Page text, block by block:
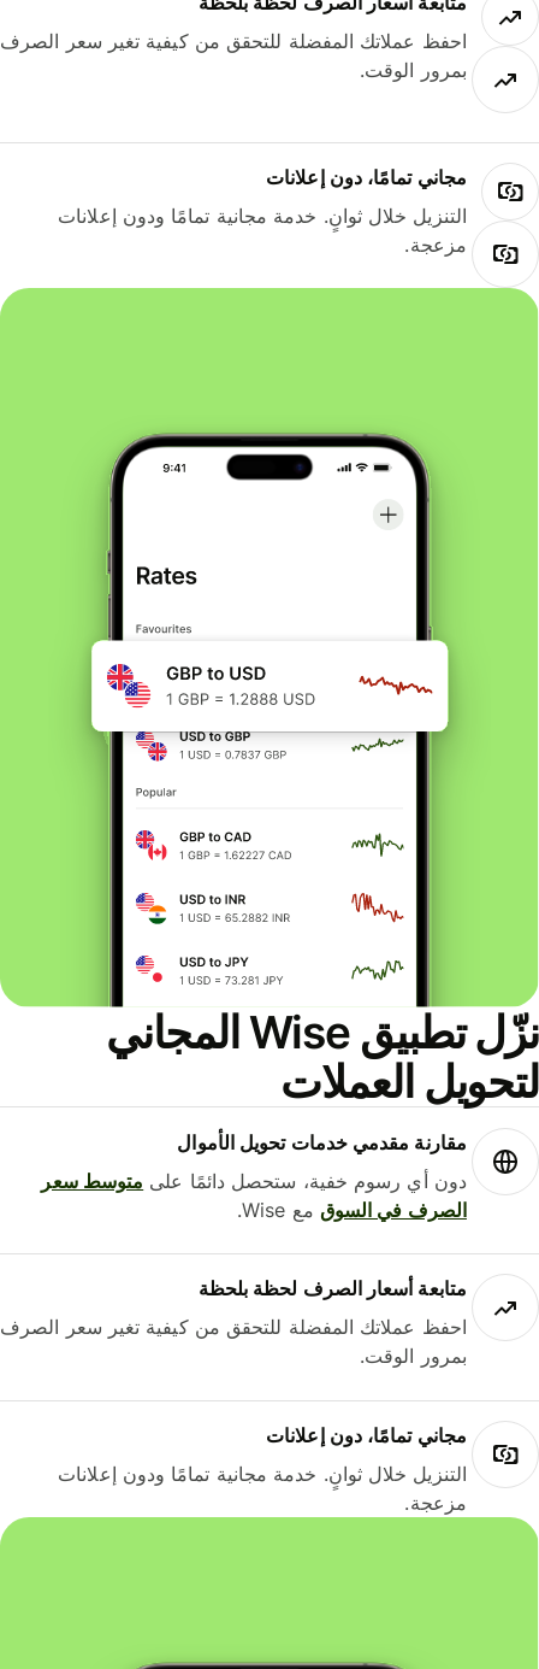
احفظ عملاتك المفضلة للتحقق من كيفية تغير سعر الصرف
بمرور الوقت.
مجاني تمامًا، دون إعلانات
التنزيل خلال ثوانٍ. خدمة مجانية تمامًا ودون إعلانات
مزعجة.
نزّل تطبيق Wise المجاني
العملات
مقارنة مقدمي خدمات تحويل الأموال
دون أي رسوم خفية، ستحصل دائمًا علىمتوسط ​​سعر
الصرف في السوقمع Wise.
متابعة أسعار الصرف لحظة بلحظة
احفظ عملاتك المفضلة للتحقق من كيفية تغير سعر الصرف
بمرور الوقت.
مجاني تمامًا، دون إعلانات
التنزيل خلال ثوانٍ. خدمة مجانية تمامًا ودون إعلانات
مزعجة.